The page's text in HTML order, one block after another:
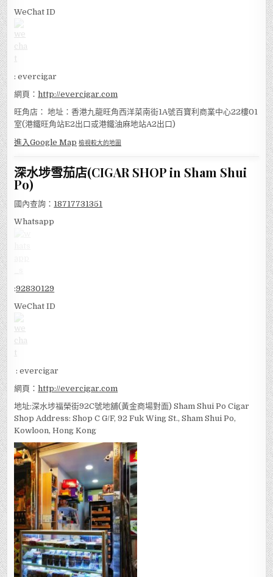
WeChat ID
: evercigar
網頁：http://evercigar.com
旺角店： 地址：香港九龍旺角西洋菜南街1A號百寶利商業中心22樓01
室(港鐵旺角站E2出口或港鐵油麻地站A2出口)
進入Google Map 檢視較大的地圖
深水埗雪茄店(CIGAR SHOP in Sham Shui
Po)
國內查詢： 18717731351
Whatsapp
:92830129
WeChat ID
: evercigar
網頁：http://evercigar.com
地址:深水埗福榮街92C號地舖(黃金商場對面) Sham Shui Po Cigar
Shop Address: Shop C G/F, 92 Fuk Wing St., Sham Shui Po,
Kowloon, Hong Kong